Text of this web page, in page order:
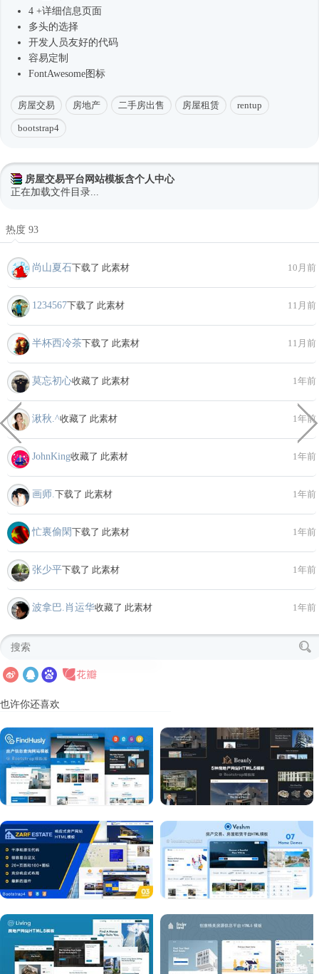
4 +详细信息页面
多头的选择
开发人员友好的代码
容易定制
FontAwesome图标
房屋交易 房地产 二手房出售 房屋租赁 rentup
bootstrap4
房屋交易平台网站模板含个人中心
正在加载文件目录...
热度 93
尚山夏石下载了 此素材 10月前
1234567下载了 此素材 11月前
半杯西冷茶下载了 此素材 11月前
莫忘初心收藏了 此素材 1年前
湫秋.^收藏了 此素材 1年前
JohnKing收藏了 此素材 1年前
画师. 下载了 此素材 1年前
忙裏偷閑下载了 此素材 1年前
张少平下载了 此素材 1年前
波拿巴.肖运华收藏了 此素材 1年前
也许你还喜欢